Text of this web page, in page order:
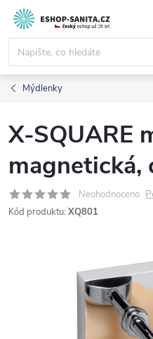
Přejít
obsah
Mýdlenky
X-SQUARE
magnetická,
Neohodnoceno
Kód produktu: XQ801